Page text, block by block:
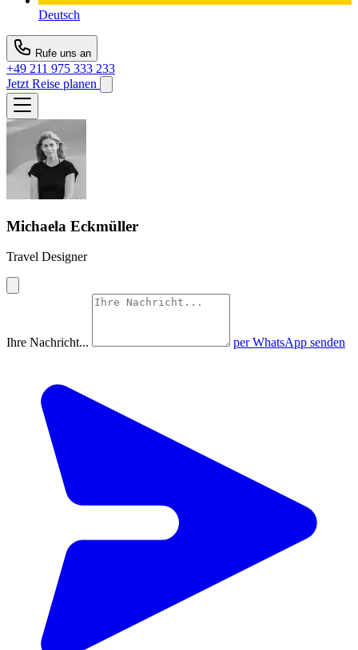
Deutsch
Rufe uns an
+49 211 975 333 233
Jetzt Reise planen
Michaela Eckmüller
Travel Designer
Ihre Nachricht... per WhatsApp senden